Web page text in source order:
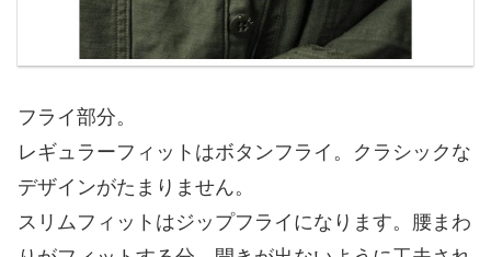
フライ部分。
レギュラーフィットはボタンフライ。クラシックな
デザインがたまりません。
スリムフィットはジップフライになります。腰まわ